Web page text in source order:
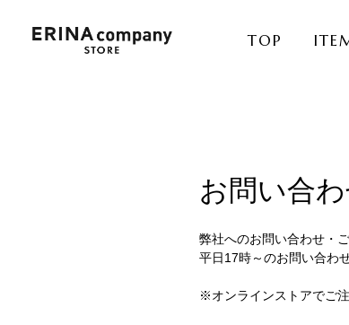
TOP
お問い合
弊社へのお問い合わせ・
平日17時～のお問い合わ
※オンラインストアでご